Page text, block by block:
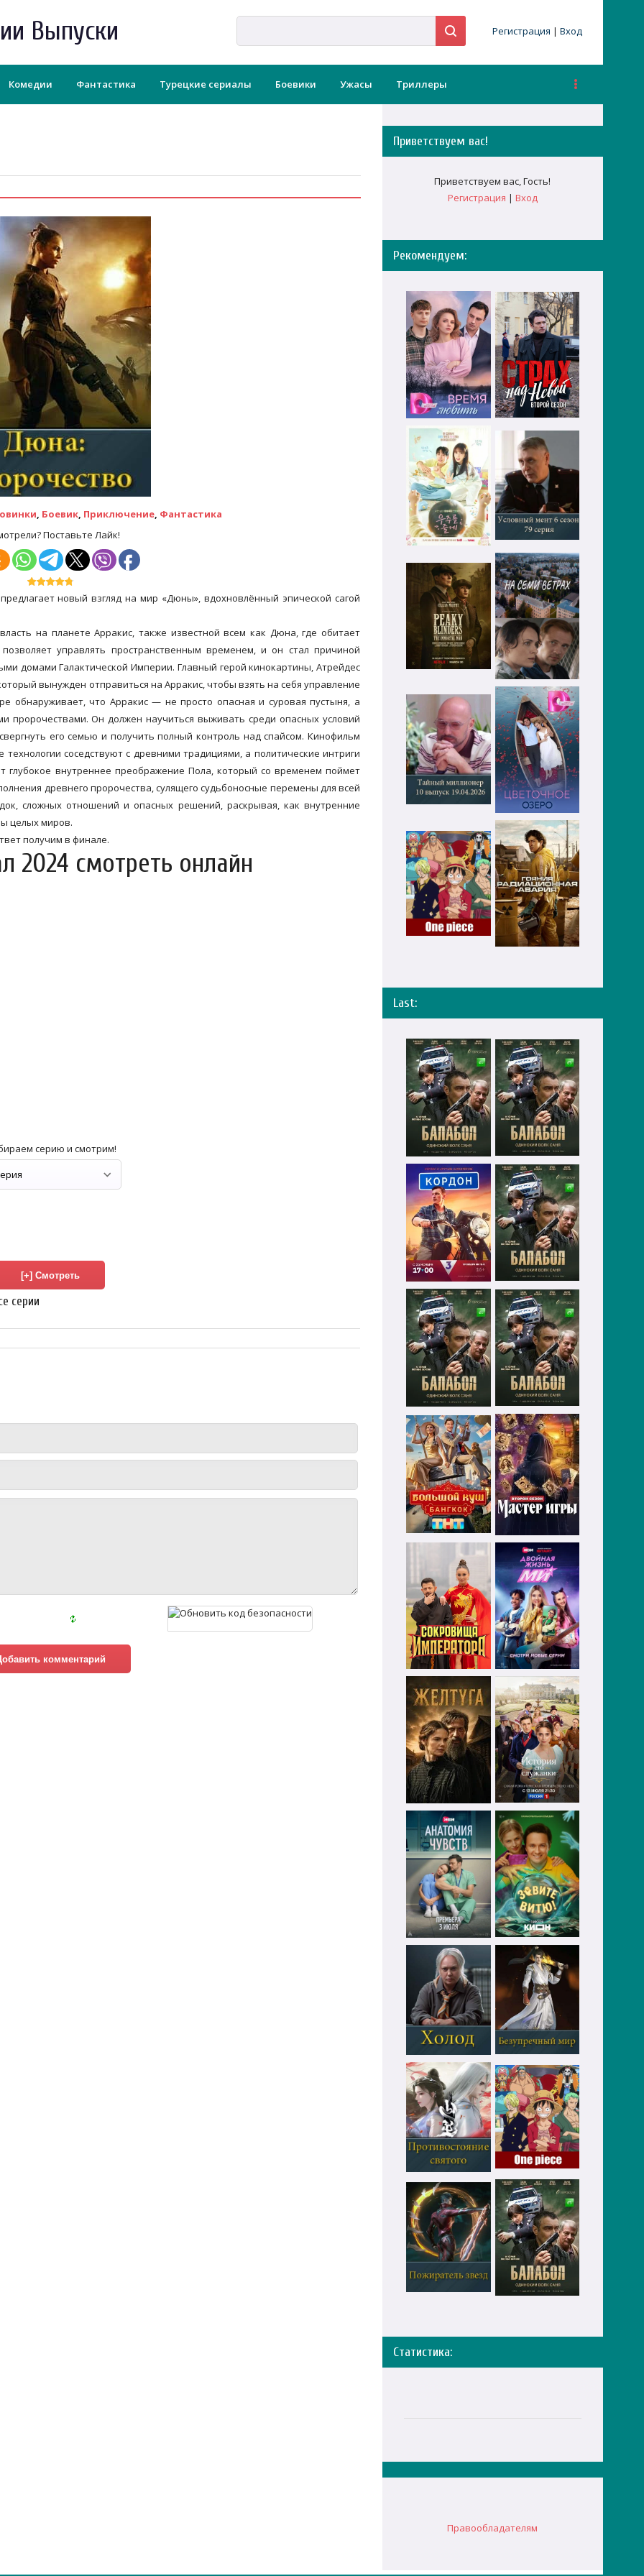
Выпуски Регистрация | Вход
Комедии Фантастика Турецкие сериалы Боевики Ужасы Триллеры
, Боевик, Приключение, Фантастика
Поставьте Лайк!
новый взгляд на мир «Дюны», вдохновлённый эпической сагой
на планете Арракис, также известной всем как Дюна, где обитает
управлять пространственным временем, и он стал причиной
домами Галактической Империи. Главный герой кинокартины, Атрейдес
вынужден отправиться на Арракис, чтобы взять на себя управление
обнаруживает, что Арракис — не просто опасная и суровая пустыня, а
пророчествами. Он должен научиться выживать среди опасных условий
его семью и получить полный контроль над спайсом. Кинофильм
соседствуют с древними традициями, а политические интриги
глубокое внутреннее преображение Пола, который со временем поймет
древнего пророчества, сулящего судьбоносные перемены для всей
сложных отношений и опасных решений, раскрывая, как внутренние
целых миров.
получим в финале.
2024 смотреть онлайн
серию и смотрим!
серии
Приветствуем вас!
Приветствуем вас,Гость!
Регистрация | Вход
Рекомендуем:
Last:
Статистика:
Правообладателям